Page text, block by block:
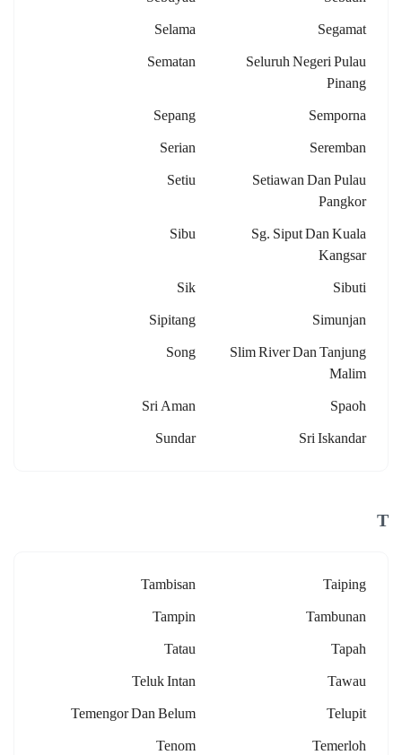
Segamat
Selama
Seluruh Negeri Pulau
Pinang
Sematan
Semporna
Sepang
Seremban
Serian
Setiawan Dan Pulau
Pangkor
Setiu
Sg. Siput Dan Kuala
Kangsar
Sibu
Sibuti
Sik
Simunjan
Sipitang
Slim River Dan Tanjung
Malim
Song
Spaoh
Sri Aman
Sri Iskandar
Sundar
T
Taiping
Tambisan
Tambunan
Tampin
Tapah
Tatau
Tawau
Teluk Intan
Telupit
Temengor Dan Belum
Temerloh
Tenom